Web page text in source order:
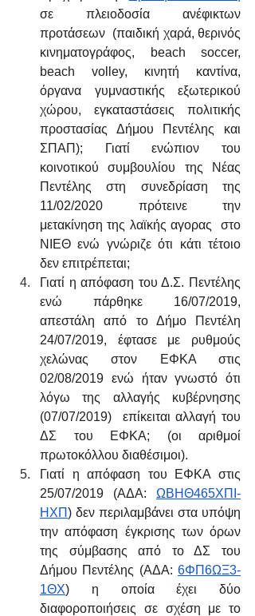
σε πλειοδοσία ανέφικτων
προτάσεων  (παιδική χαρά, θερινός
κινηματογράφος, beach soccer,
beach volley, κινητή καντίνα,
όργανα γυμναστικής εξωτερικού
χώρου, εγκαταστάσεις πολιτικής
προστασίας Δήμου Πεντέλης και
ΣΠΑΠ); Γιατί ενώπιον του
κοινοτικού συμβουλίου της Νέας
Πεντέλης στη συνεδρίαση της
11/02/2020 πρότεινε την
μετακίνηση της λαϊκής αγορας  στο
ΝΙΕΘ ενώ γνώριζε ότι κάτι τέτοιο
δεν επιτρέπεται;
Γιατί η απόφαση του Δ.Σ. Πεντέλης
ενώ πάρθηκε 16/07/2019,
απεστάλη από το Δήμο Πεντέλη
24/07/2019, έφτασε με ρυθμούς
χελώνας στον ΕΦΚΑ στις
02/08/2019 ενώ ήταν γνωστό ότι
λόγω της αλλαγής κυβέρνησης
(07/07/2019)  επίκειται αλλαγή του
ΔΣ του ΕΦΚΑ; (οι αριθμοί
πρωτοκόλλου διαθέσιμοι).
Γιατί η απόφαση του ΕΦΚΑ στις
25/07/2019 (ΑΔΑ: ΩΒΗΘ465ΧΠΙ-
ΗΧΠ) δεν περιλαμβάνει στα υπόψη
την απόφαση έγκρισης των όρων
της σύμβασης από το ΔΣ του
Δήμου Πεντέλης (ΑΔΑ: 6ΦΠ6ΩΞ3-
1ΘΧ) η οποία έχει δύο
διαφοροποιήσεις σε σχέση με το